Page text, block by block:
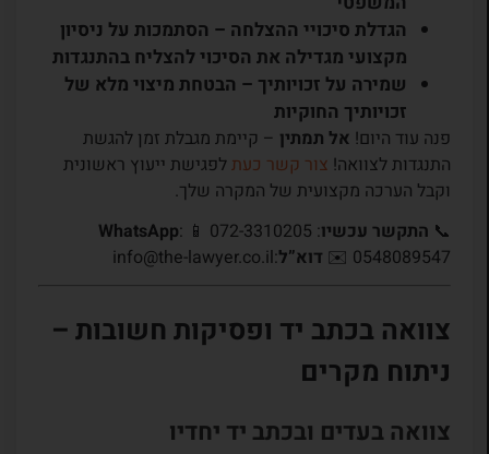
הגדלת סיכויי ההצלחה– הסתמכות על ניסיון
מקצועי מגדילה את הסיכוי להצליח בהתנגדות
שמירה על זכויותיך– הבטחת מיצוי מלא של
זכויותיך החוקיות
פנה עוד היום! אל תמתין– קיימת מגבלת זמן להגשת
התנגדות לצוואה! צור קשר כעתלפגישת ייעוץ ראשונית
וקבל הערכה מקצועית של המקרה שלך.
📞 התקשר עכשיו: 072-3310205 📱
WhatsApp:
0548089547 ✉️
דוא”ל:info@the-lawyer.co.il
צוואה בכתב יד ופסיקות חשובות –
ניתוח מקרים
צוואה בעדים ובכתב יד יחדיו